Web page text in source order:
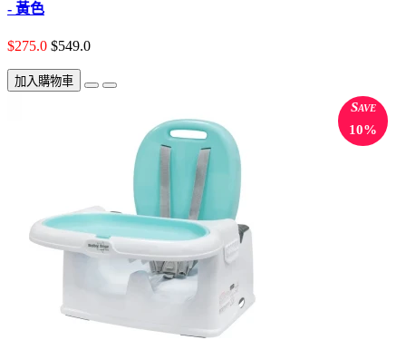
- 黃色
$275.0 $549.0
加入購物車
Save
10%